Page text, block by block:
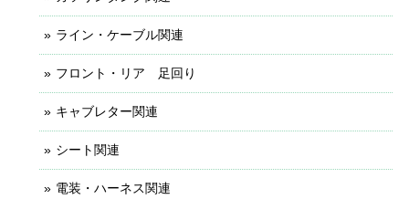
ライン・ケーブル関連
フロント・リア 足回り
キャブレター関連
シート関連
電装・ハーネス関連